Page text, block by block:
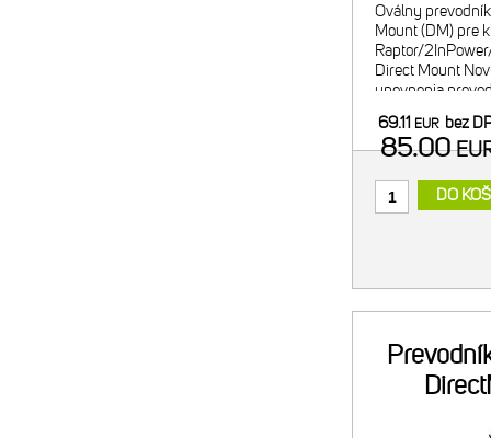
Oválny
Mount (DM) pre
Raptor/
Direct Mount
upevnenia
do sytému
69.11 EUR bez
85.00
DO